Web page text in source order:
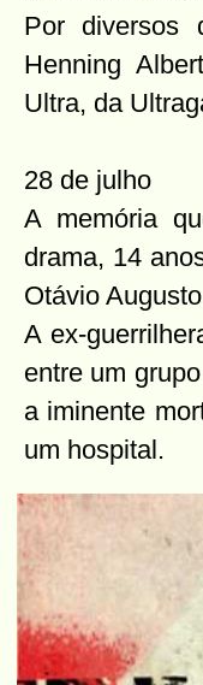
Por diversos
Henning
Ultra, da
28 de julho
A memória
drama, 14
Otávio
A ex-
entre um
a iminente
um hospital.